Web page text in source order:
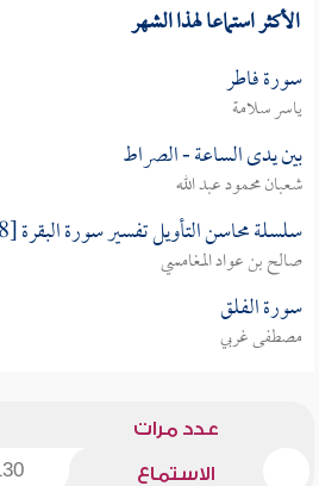
الأكثر استماعا لهذا الشهر
سورة فاطر
ياسر سلامة
بين يدى الساعة - الصراط
شعبان محمود عبد الله
سلسلة محاسن التأويل تفسير سورة البقرة [198-205]
صالح بن عواد المغامسي
سورة الفلق
مصطفى غربي
عدد مرات
الاستماع